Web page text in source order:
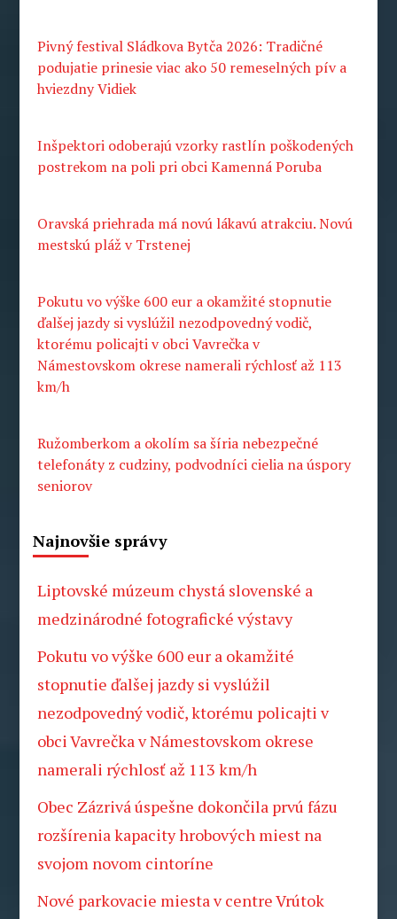
Pivný festival Sládkova Bytča 2026: Tradičné
podujatie prinesie viac ako 50 remeselných pív a
hviezdny Vidiek
Inšpektori odoberajú vzorky rastlín poškodených
postrekom na poli pri obci Kamenná Poruba
Oravská priehrada má novú lákavú atrakciu. Novú
mestskú pláž v Trstenej
Pokutu vo výške 600 eur a okamžité stopnutie
ďalšej jazdy si vyslúžil nezodpovedný vodič,
ktorému policajti v obci Vavrečka v
Námestovskom okrese namerali rýchlosť až 113
km/h
Ružomberkom a okolím sa šíria nebezpečné
telefonáty z cudziny, podvodníci cielia na úspory
seniorov
Najnovšie správy
Liptovské múzeum chystá slovenské a
medzinárodné fotografické výstavy
Pokutu vo výške 600 eur a okamžité
stopnutie ďalšej jazdy si vyslúžil
nezodpovedný vodič, ktorému policajti v
obci Vavrečka v Námestovskom okrese
namerali rýchlosť až 113 km/h
Obec Zázrivá úspešne dokončila prvú fázu
rozšírenia kapacity hrobových miest na
svojom novom cintoríne
Nové parkovacie miesta v centre Vrútok